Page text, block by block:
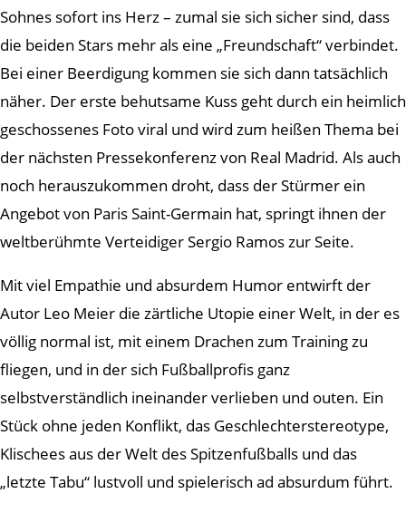
Sohnes sofort ins Herz – zumal sie sich sicher sind, dass
die beiden Stars mehr als eine „Freundschaft“ verbindet.
Bei einer Beerdigung kommen sie sich dann tatsächlich
näher. Der erste behutsame Kuss geht durch ein heimlich
geschossenes Foto viral und wird zum heißen Thema bei
der nächsten Pressekonferenz von Real Madrid. Als auch
noch herauszukommen droht, dass der Stürmer ein
Angebot von Paris Saint-Germain hat, springt ihnen der
weltberühmte Verteidiger Sergio Ramos zur Seite.
Mit viel Empathie und absurdem Humor entwirft der
Autor Leo Meier die zärtliche Utopie einer Welt, in der es
völlig normal ist, mit einem Drachen zum Training zu
fliegen, und in der sich Fußballprofis ganz
selbstverständlich ineinander verlieben und outen. Ein
Stück ohne jeden Konflikt, das Geschlechterstereotype,
Klischees aus der Welt des Spitzenfußballs und das
„letzte Tabu“ lustvoll und spielerisch ad absurdum führt.